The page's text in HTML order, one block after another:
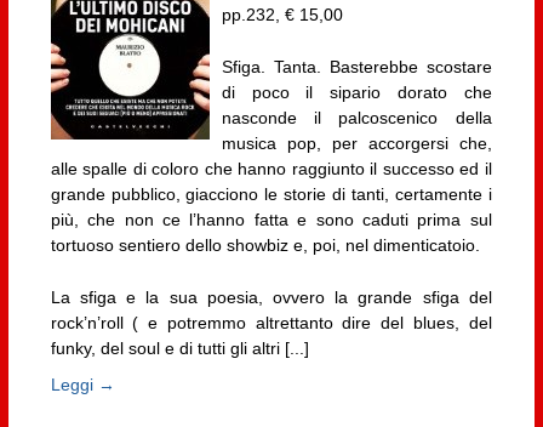
pp.232, € 15,00
Sfiga. Tanta. Basterebbe scostare
di poco il sipario dorato che
nasconde il palcoscenico della
musica pop, per accorgersi che,
alle spalle di coloro che hanno raggiunto il successo ed il
grande pubblico, giacciono le storie di tanti, certamente i
più, che non ce l’hanno fatta e sono caduti prima sul
tortuoso sentiero dello showbiz e, poi, nel dimenticatoio.
La sfiga e la sua poesia, ovvero la grande sfiga del
rock’n’roll ( e potremmo altrettanto dire del blues, del
funky, del soul e di tutti gli altri [...]
Leggi →